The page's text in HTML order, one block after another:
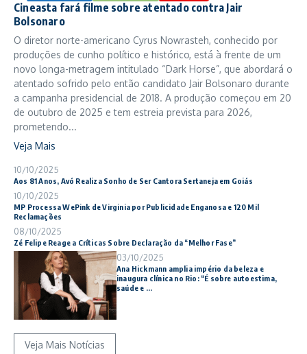
Cineasta fará filme sobre atentado contra Jair
Bolsonaro
O diretor norte-americano Cyrus Nowrasteh, conhecido por
produções de cunho político e histórico, está à frente de um
novo longa-metragem intitulado “Dark Horse”, que abordará o
atentado sofrido pelo então candidato Jair Bolsonaro durante
a campanha presidencial de 2018. A produção começou em 20
de outubro de 2025 e tem estreia prevista para 2026,
prometendo...
Veja Mais
10/10/2025
Aos 81 Anos, Avó Realiza Sonho de Ser Cantora Sertaneja em Goiás
10/10/2025
MP Processa WePink de Virginia por Publicidade Enganosa e 120 Mil
Reclamações
08/10/2025
Zé Felipe Reage a Críticas Sobre Declaração da “Melhor Fase”
03/10/2025
Ana Hickmann amplia império da beleza e
inaugura clínica no Rio: “É sobre autoestima,
saúde e ...
Veja Mais Notícias